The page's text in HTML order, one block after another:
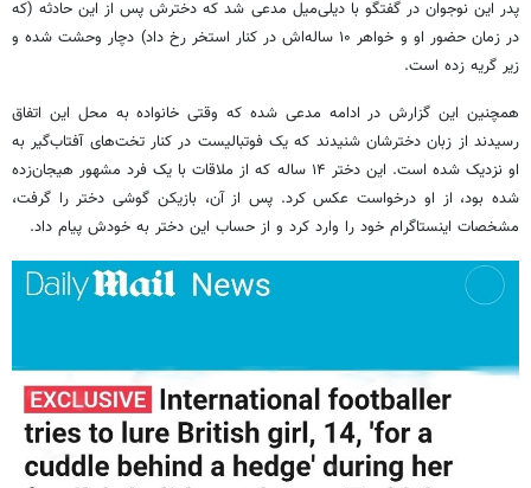
پدر این نوجوان در گفتگو با دیلی‌میل مدعی شد که دخترش پس از این حادثه (که
در زمان حضور او و خواهر ۱۰ ساله‌اش در کنار استخر رخ داد) دچار وحشت شده و
زیر گریه زده است.
همچنین این گزارش در ادامه مدعی شده که وقتی خانواده به محل این اتفاق
رسیدند از زبان دخترشان شنیدند که یک فوتبالیست در کنار تخت‌های آفتاب‌گیر به
او نزدیک شده است. این دختر ۱۴ ساله که از ملاقات با یک فرد مشهور هیجان‌زده
شده بود، از او درخواست عکس کرد. پس از آن، بازیکن گوشی دختر را گرفت،
مشخصات اینستاگرام خود را وارد کرد و از حساب این دختر به خودش پیام داد.